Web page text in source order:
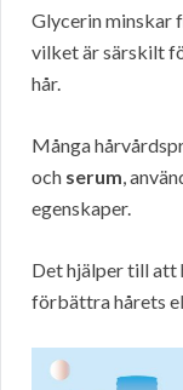
Glycerin minskar
vilket är särskilt
hår.
Många
och serum ,
egenskaper.
Det hjälper till att
förbättra hårets